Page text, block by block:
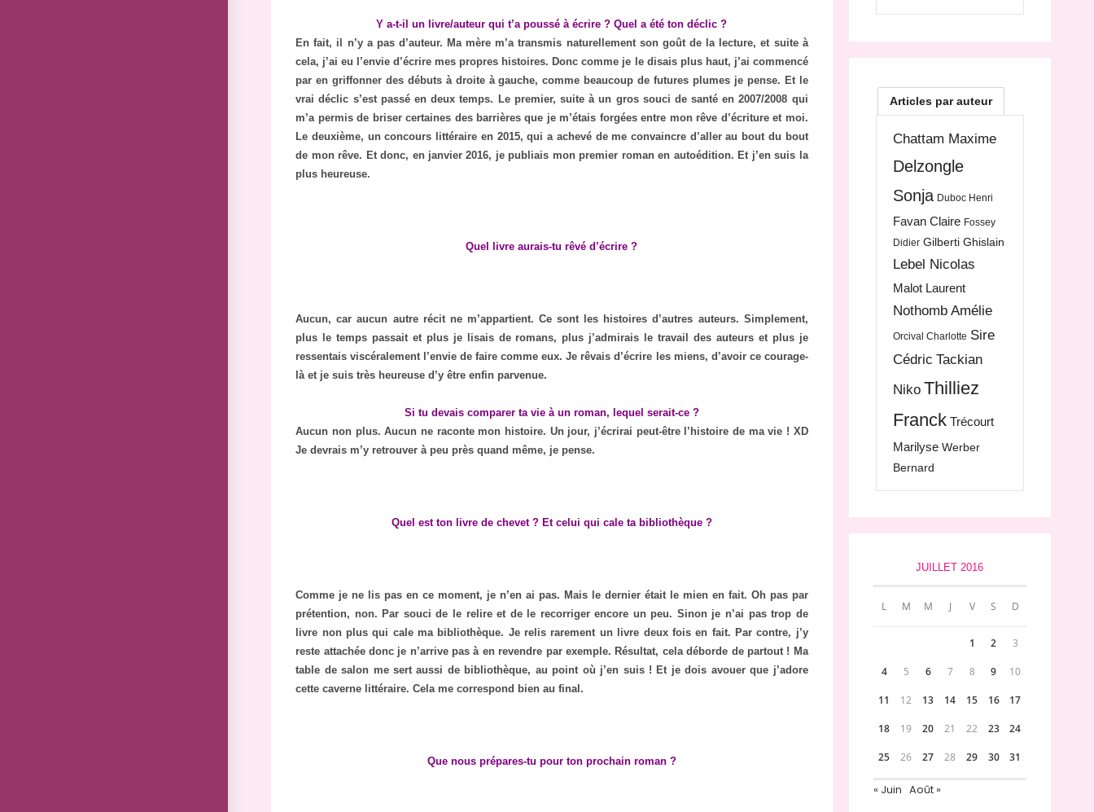
Y a-t-il un livre/auteur qui t’a poussé à écrire ? Quel a été ton déclic ?
En fait, il n’y a pas d’auteur. Ma mère m’a transmis naturellement son goût de la lecture, et suite à
cela, j’ai eu l’envie d’écrire mes propres histoires. Donc comme je le disais plus haut, j’ai commencé
par en griffonner des débuts à droite à gauche, comme beaucoup de futures plumes je pense. Et le
vrai déclic s’est passé en deux temps. Le premier, suite à un gros souci de santé en 2007/2008 qui
m’a permis de briser certaines des barrières que je m’étais forgées entre mon rêve d’écriture et moi.
Le deuxième, un concours littéraire en 2015, qui a achevé de me convaincre d’aller au bout du bout
de mon rêve. Et donc, en janvier 2016, je publiais mon premier roman en autoédition. Et j’en suis la
plus heureuse.
Quel livre aurais-tu rêvé d’écrire ?
Aucun, car aucun autre récit ne m’appartient. Ce sont les histoires d’autres auteurs. Simplement,
plus le temps passait et plus je lisais de romans, plus j’admirais le travail des auteurs et plus je
ressentais viscéralement l’envie de faire comme eux. Je rêvais d’écrire les miens, d’avoir ce courage-
là et je suis très heureuse d’y être enfin parvenue.
Si tu devais comparer ta vie à un roman, lequel serait-ce ?
Aucun non plus. Aucun ne raconte mon histoire. Un jour, j’écrirai peut-être l’histoire de ma vie ! XD
Je devrais m’y retrouver à peu près quand même, je pense.
Quel est ton livre de chevet ? Et celui qui cale ta bibliothèque ?
Comme je ne lis pas en ce moment, je n’en ai pas. Mais le dernier était le mien en fait. Oh pas par
prétention, non. Par souci de le relire et de le recorriger encore un peu. Sinon je n’ai pas trop de
livre non plus qui cale ma bibliothèque. Je relis rarement un livre deux fois en fait. Par contre, j’y
reste attachée donc je n’arrive pas à en revendre par exemple. Résultat, cela déborde de partout ! Ma
table de salon me sert aussi de bibliothèque, au point où j’en suis ! Et je dois avouer que j’adore
cette caverne littéraire. Cela me correspond bien au final.
Que nous prépares-tu pour ton prochain roman ?
Articles par auteur
Chattam Maxime
Delzongle
Sonja Duboc Henri
Favan Claire Fossey
Didier Gilberti Ghislain
Lebel Nicolas
Malot Laurent
Nothomb Amélie
Orcival Charlotte Sire
Cédric Tackian
Niko Thilliez
Franck Trécourt
Marilyse Werber
Bernard
JUILLET 2016
L M M J V S D
1 2 3
4 5 6 7 8 9 10
11 12 13 14 15 16 17
18 19 20 21 22 23 24
25 26 27 28 29 30 31
« Juin Août »